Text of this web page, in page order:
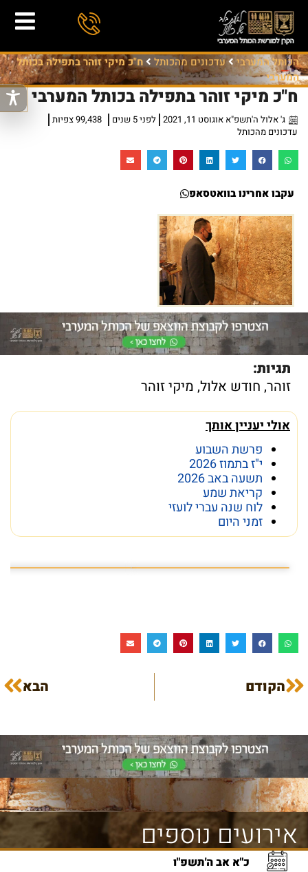
הכותל המערבי עדכונים מהכותל
ח"כ מיקי זוהר בתפילה בכותל
המערבי
ח"כ מיקי זוהר בתפילה בכותל המערבי
ג' אלול ה'תשפ"א אוגוסט 11, 2021 לפני 5 שנים
99,438 צפיות
עדכונים מהכותל
עקבו אחרינו בוואטסאפ
תגיות:
זוהר, חודש אלול, מיקי זוהר
אולי יעניין אותך
פרשת השבוע
י"ז בתמוז 2026
תשעה באב 2026
קריאת שמע
לוח שנה עברי לועזי
זמני היום
הקודם הבא
אירועים נוספים
כ"א אב ה'תשפ"ו